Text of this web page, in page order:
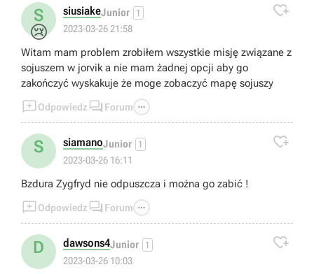
S
😢
siusiakeJunior 1
2023-03-26 21:58

Witam mam problem zrobiłem wszystkie misję związane z
sojuszem w jorvik a nie mam żadnej opcji aby go
zakończyć wyskakuje że moge zobaczyć mapę sojuszy
Odpowiedz  Forum 
S siamanoJunior 1
2023-03-26 16:11

Bzdura Zygfryd nie odpuszcza i można go zabić !
Odpowiedz  Forum 
D dawsons4Junior 1
2023-03-26 10:03
